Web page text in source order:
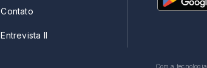
Contato
Entrevista II
Com a tecnologia